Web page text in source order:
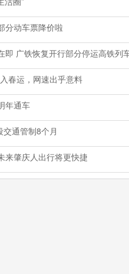
分动车票降价啦
即 广铁恢复开行部分停运高铁列
春运，网速出乎意料
年通车
通管制8个月
来肇庆人出行将更快捷